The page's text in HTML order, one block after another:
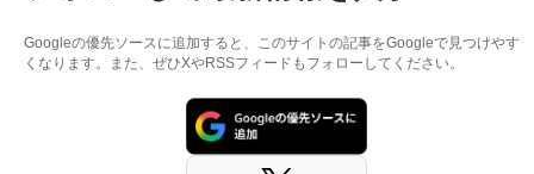
Googleの優先ソースに追加すると、このサイトの記事をGoogleで見つけやす
くなります。また、ぜひXやRSSフィードもフォローしてください。